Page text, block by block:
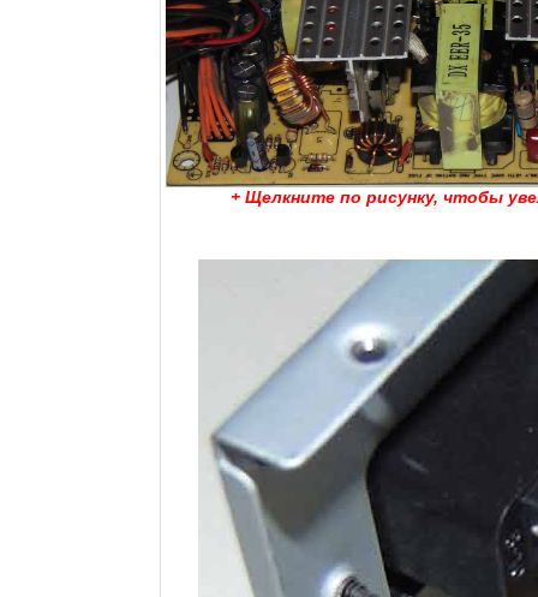
+ Щелкните по рисунку, чтобы